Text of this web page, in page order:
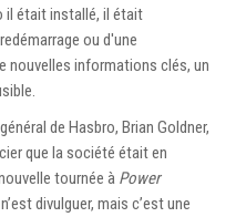
il était installé, il était
ou d'une
nouvelles informations clés, un
de Hasbro, Brian Goldner,
que la société était en
tournée à Power
divulguer, mais c’est une